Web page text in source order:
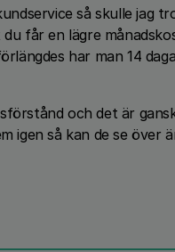
så skulle jag
får en lägre
har man 14
och det är
igen så kan de se över